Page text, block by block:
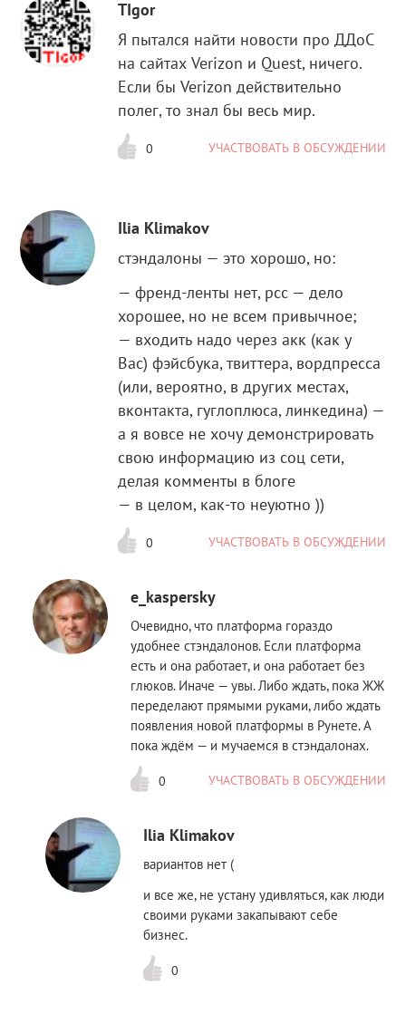
TIgor
Я пытался найти новости про ДДоС
на сайтах Verizon и Quest, ничего.
Если бы Verizon действительно
полег, то знал бы весь мир.
0 УЧАСТВОВАТЬ В ОБСУЖДЕНИИ
Ilia Klimakov
стэндалоны — это хорошо, но:
— френд-ленты нет, рсс — дело
хорошее, но не всем привычное;
— входить надо через акк (как у
Вас) фэйсбука, твиттера, вордпресса
(или, вероятно, в других местах,
вконтакта, гуглоплюса, линкедина) —
а я вовсе не хочу демонстрировать
свою информацию из соц сети,
делая комменты в блоге
— в целом, как-то неуютно ))
0 УЧАСТВОВАТЬ В ОБСУЖДЕНИИ
e_kaspersky
Очевидно, что платформа гораздо
удобнее стэндалонов. Если платформа
есть и она работает, и она работает без
глюков. Иначе — увы. Либо ждать, пока ЖЖ
переделают прямыми руками, либо ждать
появления новой платформы в Рунете. А
пока ждём — и мучаемся в стэндалонах.
0 УЧАСТВОВАТЬ В ОБСУЖДЕНИИ
Ilia Klimakov
вариантов нет (
и все же, не устану удивляться, как люди
своими руками закапывают себе
бизнес.
0